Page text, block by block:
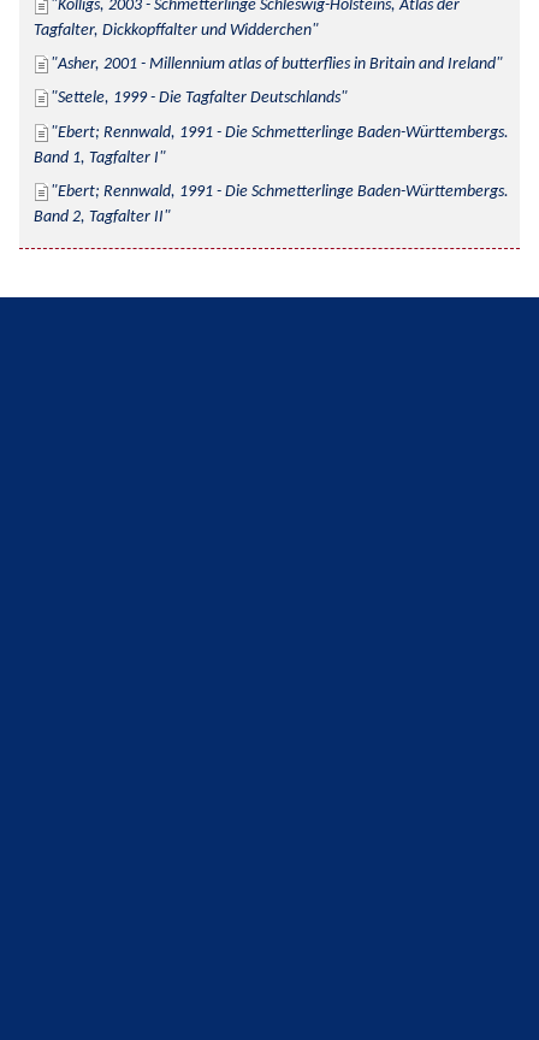
Kolligs, 2003 - Schmetterlinge Schleswig-Holsteins, Atlas der
Tagfalter, Dickkopffalter und Widderchen
Asher, 2001 - Millennium atlas of butterflies in Britain and Ireland
Settele, 1999 - Die Tagfalter Deutschlands
Ebert; Rennwald, 1991 - Die Schmetterlinge Baden-Württembergs.
Band 1, Tagfalter I
Ebert; Rennwald, 1991 - Die Schmetterlinge Baden-Württembergs.
Band 2, Tagfalter II